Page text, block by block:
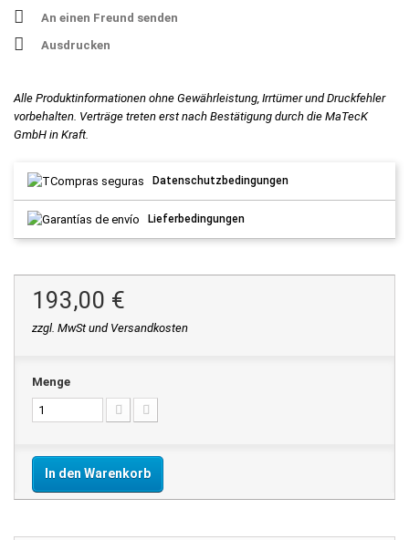
An einen Freund senden
Ausdrucken
Alle Produktinformationen ohne Gewährleistung, Irrtümer und Druckfehler
vorbehalten. Verträge treten erst nach Bestätigung durch die MaTecK
GmbH in Kraft.
Datenschutzbedingungen
Lieferbedingungen
193,00 €
zzgl. MwSt und Versandkosten
Menge
In den Warenkorb